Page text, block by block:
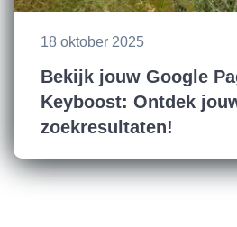
18 oktober 2025
Bekijk jouw Google
Keyboost: Ontdek
zoekresultaten!